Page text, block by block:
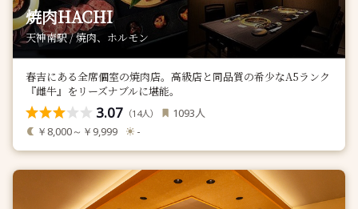
焼肉HACHI
天神南駅 / 焼肉、ホルモン
春吉にある全席個室の焼肉店。高級店と同品質の希少なA5ランク
『雌牛』をリーズナブルに堪能。
3.07 （14人） 1093人
￥8,000～￥9,999 -